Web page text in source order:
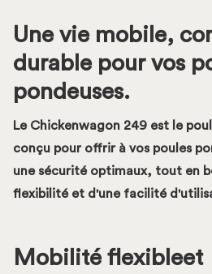
Une vie mobile,
durable pour vos
pondeuses.
Le Chickenwagon 249 est le
conçu pour offrir à vos poules
une sécurité optimaux, tout en
flexibilité et d'une facilité
‍Mobilitéflexibleet